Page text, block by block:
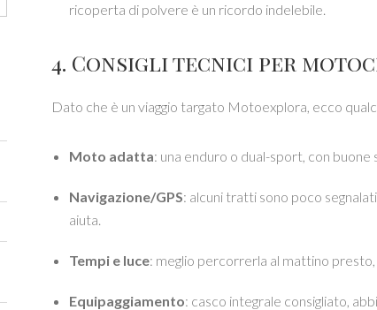
ricoperta di polvere è un ricordo indelebile.
4. Consigli tecnici per
Dato che è un viaggio targato Motoexplora, ecco
Moto adatta: una enduro o dual-sport, con buone
Navigazione/GPS: alcuni tratti sono poco
aiuta.
Tempi e luce: meglio percorrerla al mattino presto,
Equipaggiamento: casco integrale consigliato,